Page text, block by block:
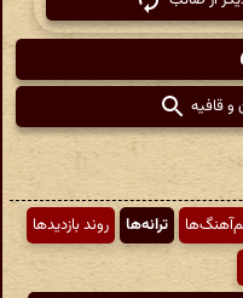
و قافیه
ترانه‌ها
روند بازدیدها